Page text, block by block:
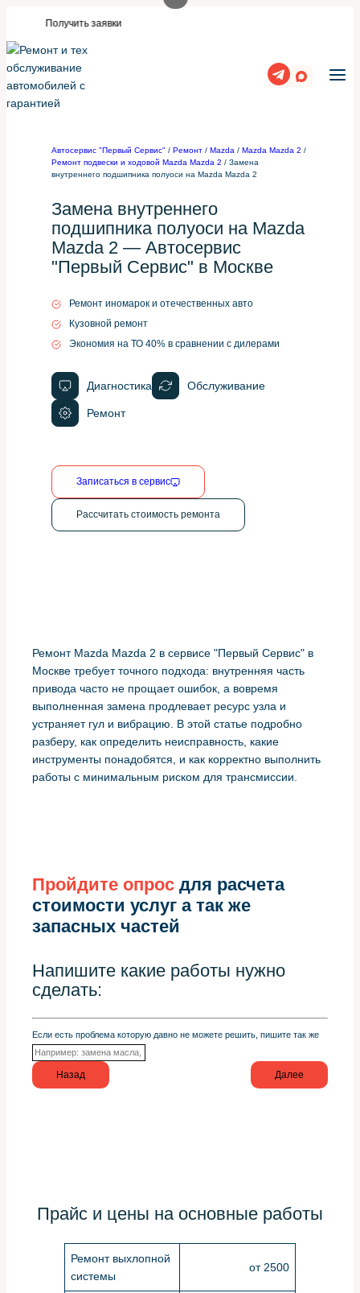
содержимому
заявки
Автосервис "Первый Сервис" / Ремонт / Mazda / Mazda Mazda 2 /
Ремонт подвески и ходовой Mazda Mazda 2 / Замена
внутреннего подшипника полуоси на Mazda Mazda 2
Замена внутреннего
подшипника полуоси на Mazda
Mazda 2 — Автосервис
"Первый Сервис" в Москве
Ремонт иномарок и отечественных авто
Кузовной ремонт
Экономия на ТО 40% в сравнении с дилерами
Диагностика Обслуживание
Ремонт
Записаться в сервис
Рассчитать стоимость ремонта
Ремонт Mazda Mazda 2 в сервисе "Первый Сервис" в
Москве требует точного подхода: внутренняя часть
привода часто не прощает ошибок, а вовремя
выполненная замена продлевает ресурс узла и
устраняет гул и вибрацию. В этой статье подробно
разберу, как определить неисправность, какие
инструменты понадобятся, и как корректно выполнить
работы с минимальным риском для трансмиссии.
Пройдите опрос для расчета
стоимости услуг а так же
запасных частей
Напишите какие работы нужно
сделать:
Если есть проблема которую давно не можете решить, пишите так же
Назад Далее
Прайс и цены на основные работы
Ремонт выхлопной
системы
от 2500